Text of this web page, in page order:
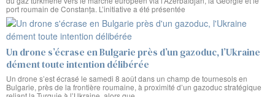
port roumain de Constanța. L’initiative a été présentée
Un drone s’écrase en Bulgarie près d’un gazoduc, l’Ukraine
dément toute intention délibérée
Un drone s’est écrasé le samedi 8 août dans un champ de tournesols en
Bulgarie, près de la frontière roumaine, à proximité d’un gazoduc stratégique